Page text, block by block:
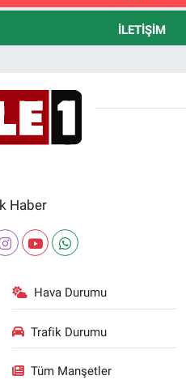
İLETIŞIM
Haber
Hava Durumu
Trafik Durumu
Tüm Manşetler